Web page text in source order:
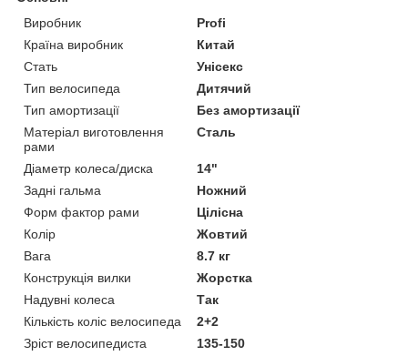
Виробник
Profi
Країна виробник
Китай
Стать
Унісекс
Тип велосипеда
Дитячий
Тип амортизації
Без амортизації
Матеріал виготовлення
рами
Сталь
Діаметр колеса/диска
14"
Задні гальма
Ножний
Форм фактор рами
Цілісна
Колір
Жовтий
Вага
8.7 кг
Конструкція вилки
Жорстка
Надувні колеса
Так
Кількість коліс велосипеда
2+2
Зріст велосипедиста
135-150